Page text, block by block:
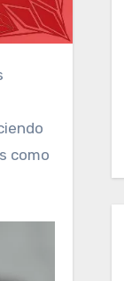
como